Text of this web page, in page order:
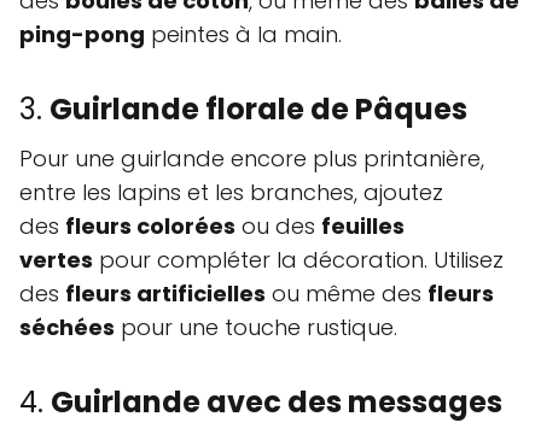
ping-pong peintes à la main.
3. Guirlande florale de Pâques
Pour une guirlande encore plus printanière,
entre les lapins et les branches, ajoutez
des fleurs colorées ou des feuilles
vertes pour compléter la décoration. Utilisez
des fleurs artificielles ou même des fleurs
séchées pour une touche rustique.
4. Guirlande avec des messages